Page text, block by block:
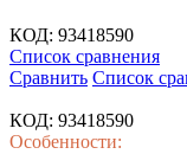
КОД: 93418590
Список сравнения
Сравнить Список
КОД: 93418590
Особенности: